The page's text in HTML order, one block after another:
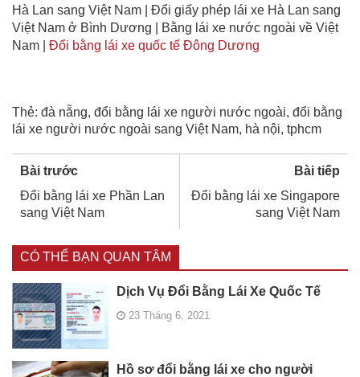
Hà Lan sang Việt Nam | Đổi giấy phép lái xe Hà Lan sang
Việt Nam ở Bình Dương | Bằng lái xe nước ngoài về Việt
Nam | Đổi bằng lái xe quốc tế Đông Dương
Thẻ: đà nẵng, đổi bằng lái xe người nước ngoài, đổi bằng
lái xe người nước ngoài sang Việt Nam, hà nội, tphcm
Bài trước
Đổi bằng lái xe Phần Lan
sang Việt Nam
Bài tiếp
Đổi bằng lái xe Singapore
sang Việt Nam
CÓ THỂ BẠN QUAN TÂM
Dịch Vụ Đổi Bằng Lái Xe Quốc Tế
23 Tháng 6, 2021
Hồ sơ đổi bằng lái xe cho người